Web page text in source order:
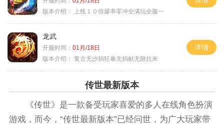
版本介绍：
上线１０倍爆率零冲全满玩全服一
龙武
开服时间： 01月/18日
版本介绍： 复古无沙捐狂暴无捐献无限抗米
详情
传世最新版本
《传世》是一款备受玩家喜爱的多人在线角色扮演
游戏，而今，“传世最新版本”已经问世，为广大玩家带